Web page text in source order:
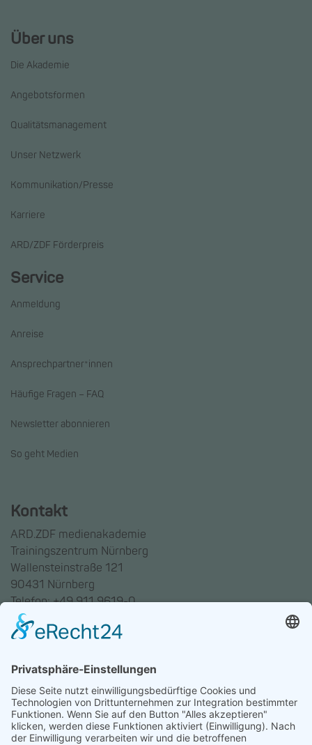
Über uns
Die Akademie
Angebotsformen
Qualitätsmanagement
Unser Netzwerk
Kommunikation/Presse
Karriere
ARD/ZDF Förderpreis
Service
Anmeldung
Anreise
Ansprechpartner*innen
Häufige Fragen – FAQ
Newsletter abonnieren
So geht Medien
Kontakt
ARD.ZDF medienakademie
Trainingszentrum Nürnberg
Wallensteinstraße 121
90431 Nürnberg
Telefon: +49 911 9619-0
Trainingszentrum Hannover
30169 Hannover
Telefon: +49 511 123598-531